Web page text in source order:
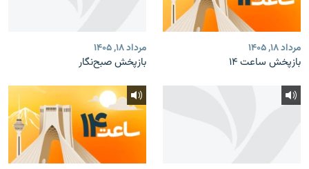
مرداد ۱۸, ۱۴۰۵
بازپخش ساعت ۱۴
مرداد ۱۸, ۱۴۰۵
بازپخش صبح‌نگار